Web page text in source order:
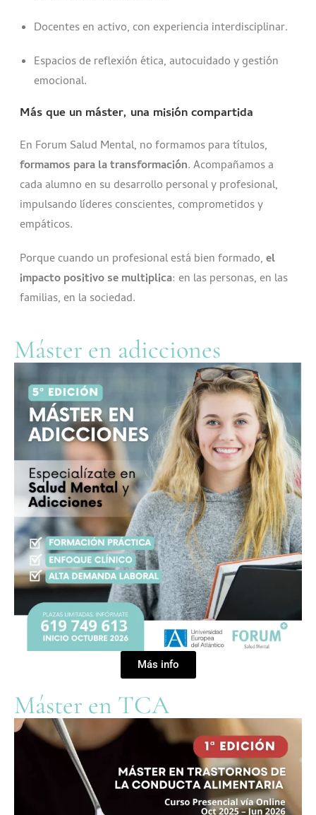
Docentes en activo, con experiencia interdisciplinar.
Espacios de reflexión ética, autocuidado y gestión
emocional.
Más que un máster, una misión compartida
En Forum Salud Mental, no formamos para títulos,
formamos para la transformación. Acompañamos a
cada alumno en su desarrollo personal y profesional,
impulsando líderes conscientes, comprometidos y
empáticos.
Porque cuando un profesional está bien formado,el
impacto positivo se multiplica: en las personas, en las
familias, en la sociedad.
Máster en adicciones
Más info
Máster en TCA